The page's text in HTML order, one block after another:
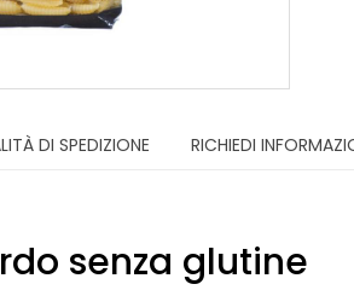
DI SPEDIZIONE RICHIEDI
senza glutine